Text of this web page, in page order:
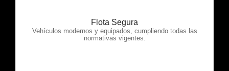
Flota Segura
Vehículos modernos y equipados, cumpliendo todas las
normativas vigentes.
OTP Servicios